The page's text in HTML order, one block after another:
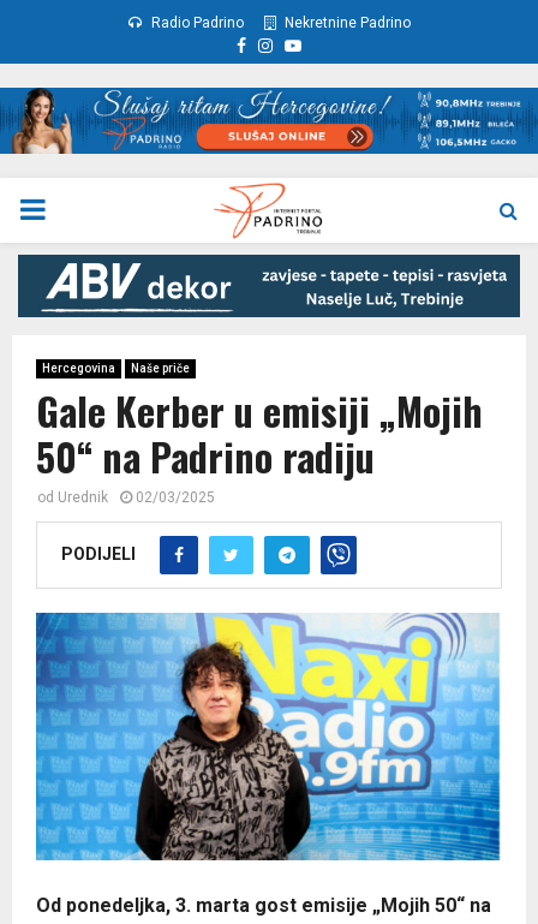
Radio Padrino Nekretnine Padrino
Facebook
Instagram
Youtube
PRIMARY
MENU
Hercegovina Naše priče
Gale Kerber u emisiji „Mojih
50“ na Padrino radiju
od Urednik 02/03/2025
PODIJELI
Od ponedeljka, 3. marta gost emisije „Mojih 50“ na